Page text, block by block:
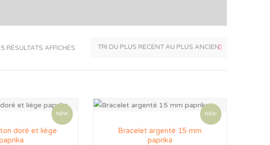
5 RÉSULTATS AFFICHÉS
NEW
doré et liège
NEW
Bracelet argenté 15 mm
paprika